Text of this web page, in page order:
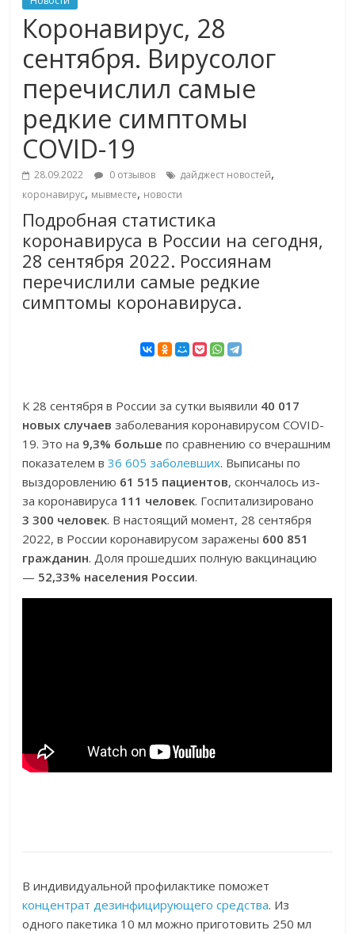
Коронавирус, 28
сентября. Вирусолог
перечислил самые
редкие симптомы
COVID-19
28.09.2022 0 отзывов дайджест новостей,
коронавирус, мывместе, новости
Подробная статистика
коронавируса в России на сегодня,
28 сентября 2022. Россиянам
перечислили самые редкие
симптомы коронавируса.
К 28 сентября в России за сутки выявили 40 017
новых случаев заболевания коронавирусом COVID-
19. Это на 9,3% больше по сравнению со вчерашним
показателем в36 605 заболевших. Выписаны по
выздоровлению 61 515 пациентов, скончалось из-
за коронавируса 111 человек. Госпитализировано
3 300 человек. В настоящий момент, 28 сентября
2022, в России коронавирусом заражены 600 851
гражданин. Доля прошедших полную вакцинацию
— 52,33% населения России.
В индивидуальной профилактике поможет
концентрат дезинфицирующего средства. Из
одного пакетика 10 мл можно приготовить 250 мл